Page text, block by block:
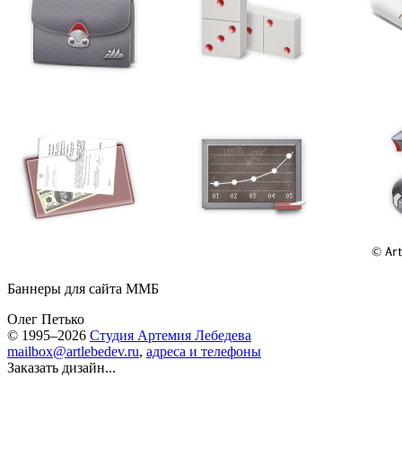
Баннеры для сайта ММБ
Олег Петько
© 1995–2026 Студия Артемия Лебедева
mailbox@artlebedev.ru, адреса и телефоны
Заказать дизайн...